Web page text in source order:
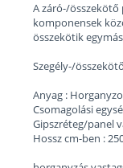
A záró-/
komponensek
összekötik
Szegély-/
Anyag :
Csomagolási
Gipszréteg/panel
Hossz cm-ben :